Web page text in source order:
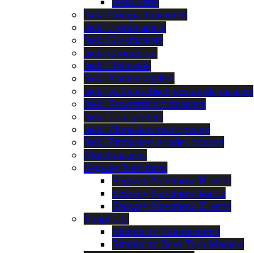
Iseki Compacttractoren
Iseki Frontmaaiers
Iseki Grasmaaiers
Iseki Grondboor
Iseki Helmstok
Iseki Kantensnijders
Iseki Radiografisch gestuurde maaiers
Iseki Ruwterrein zitmaaiers
Iseki Transporters
Iseki Zitmaaiers met opvang
Iseki Zitmaaiers zonder opvang
Mulchmaaiers
Segway Navimow
Segway Navimow H-serie
Segway Navimow i-serie
Segway Navimow X-serie
Simplicity
Simplicity Tuintractoren
Simplicity Zero Turn Maaiers